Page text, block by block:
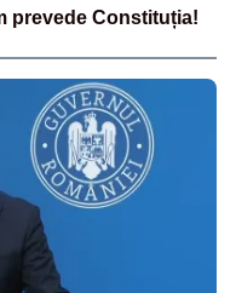
prevede Constituția!